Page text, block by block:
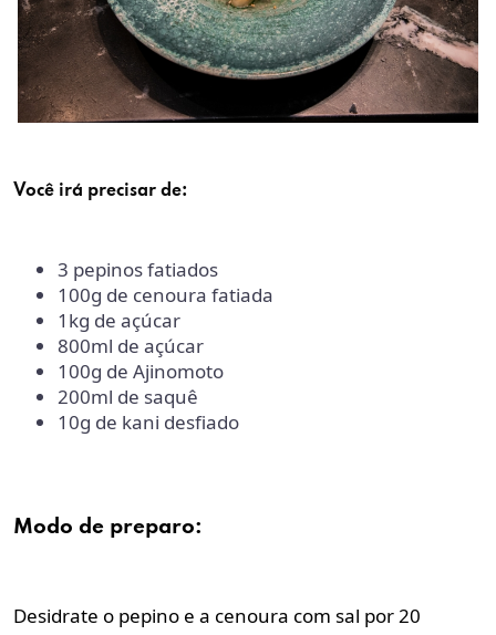
Você irá precisar de:
3 pepinos fatiados
100g de cenoura fatiada
1kg de açúcar
800ml de açúcar
100g de Ajinomoto
200ml de saquê
10g de kani desfiado
Modo de preparo:
Desidrate o pepino e a cenoura com sal por 20